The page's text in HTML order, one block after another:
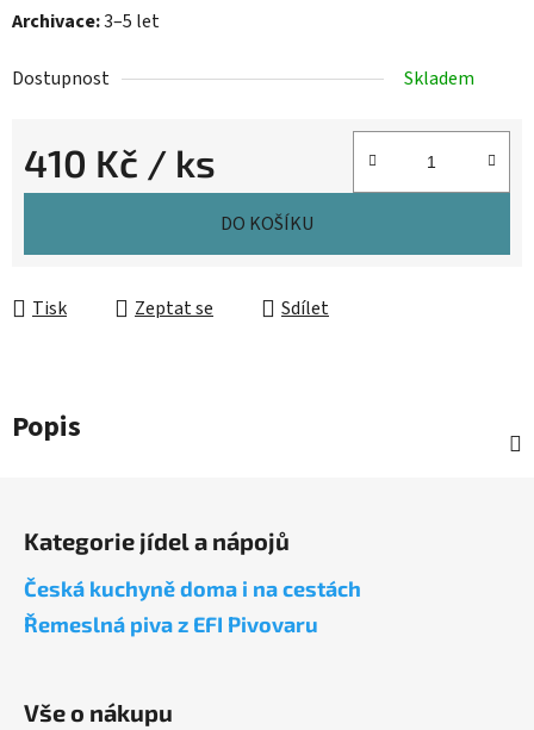
Archivace:3–5 let
Dostupnost Skladem
410 Kč / ks
Měrná cena:
DO KOŠÍKU
Tisk Zeptat se Sdílet
Popis
Kategorie jídel a nápojů
Česká kuchyně doma i na cestách
Řemeslná piva z EFI Pivovaru
Vše o nákupu